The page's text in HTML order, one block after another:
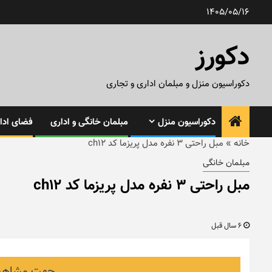
1405/05/16
دکورز
دکوراسیون منزل و مبلمان اداری و تجاری
دکوراسیون منزل مبلمان خانگی و اداری فضای
خانه » مبل راحتی ۳ نفره مدل پریزما کد ch12
مبلمان خانگی
مبل راحتی ۳ نفره مدل پریزما کد ch12